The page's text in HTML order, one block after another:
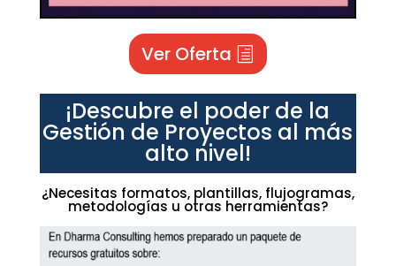
Ver Oferta
¡Descubre el poder de la
Gestión de Proyectos al más
alto nivel!
¿Necesitas formatos, plantillas, flujogramas,
metodologías u otras herramientas?